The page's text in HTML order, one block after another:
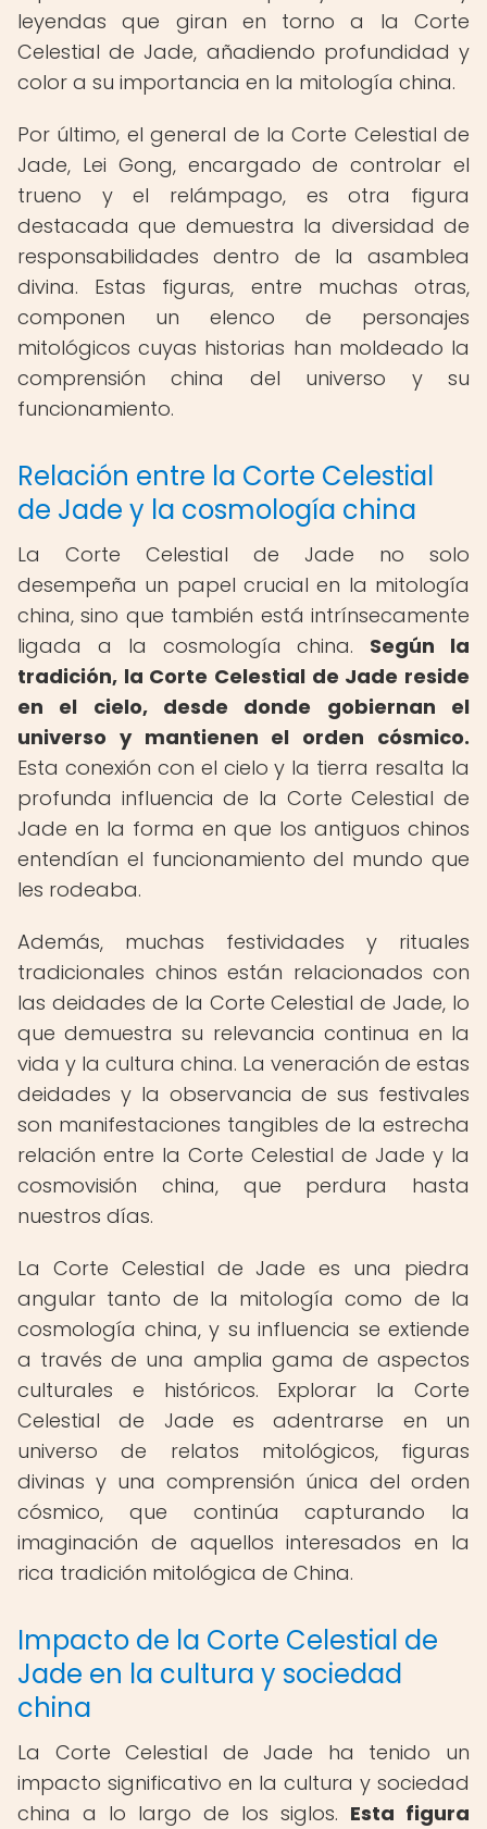
leyendas que giran en torno a la Corte
Celestial de Jade, añadiendo profundidad y
color a su importancia en la mitología china.
Por último, el general de la Corte Celestial de
Jade, Lei Gong, encargado de controlar el
trueno y el relámpago, es otra figura
destacada que demuestra la diversidad de
responsabilidades dentro de la asamblea
divina. Estas figuras, entre muchas otras,
componen un elenco de personajes
mitológicos cuyas historias han moldeado la
comprensión china del universo y su
funcionamiento.
Relación entre la Corte Celestial
de Jade y la cosmología china
La Corte Celestial de Jade no solo
desempeña un papel crucial en la mitología
china, sino que también está intrínsecamente
ligada a la cosmología china. Según la
tradición, la Corte Celestial de Jade reside
en el cielo, desde donde gobiernan el
universo y mantienen el orden cósmico.
Esta conexión con el cielo y la tierra resalta la
profunda influencia de la Corte Celestial de
Jade en la forma en que los antiguos chinos
entendían el funcionamiento del mundo que
les rodeaba.
Además, muchas festividades y rituales
tradicionales chinos están relacionados con
las deidades de la Corte Celestial de Jade, lo
que demuestra su relevancia continua en la
vida y la cultura china. La veneración de estas
deidades y la observancia de sus festivales
son manifestaciones tangibles de la estrecha
relación entre la Corte Celestial de Jade y la
cosmovisión china, que perdura hasta
nuestros días.
La Corte Celestial de Jade es una piedra
angular tanto de la mitología como de la
cosmología china, y su influencia se extiende
a través de una amplia gama de aspectos
culturales e históricos. Explorar la Corte
Celestial de Jade es adentrarse en un
universo de relatos mitológicos, figuras
divinas y una comprensión única del orden
cósmico, que continúa capturando la
imaginación de aquellos interesados en la
rica tradición mitológica de China.
Impacto de la Corte Celestial de
Jade en la cultura y sociedad
china
La Corte Celestial de Jade ha tenido un
impacto significativo en la cultura y sociedad
china a lo largo de los siglos. Esta figura